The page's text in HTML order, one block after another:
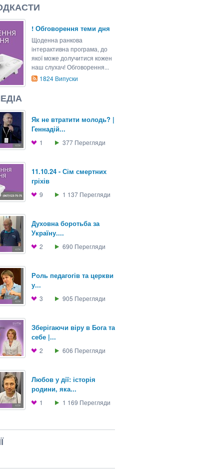
! Обговорення теми дня
Щоденна ранкова
інтерактивна програма, до
якої може долучитися кожен
наш слухач! Обговорення...
1824 Випуски
Як не втратити молодь? |
Геннадій...
1 377 Перегляди
11.10.24 - Сім смертних
гріхів
9 1 137 Перегляди
Духовна боротьба за
Україну....
2 690 Перегляди
Роль педагогів та церкви
у...
3 905 Перегляди
Зберігаючи віру в Бога та
себе |...
2 606 Перегляди
Любов у дії: історія
родини, яка...
1 1 169 Перегляди